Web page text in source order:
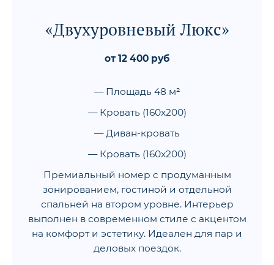
«Двухуровневый Люкс»
от 12 400 руб
— Площадь 48 м²
— Кровать (160x200)
— Диван-кровать
— Кровать (160x200)
Премиальный номер с продуманным
зонированием, гостиной и отдельной
спальней на втором уровне. Интерьер
выполнен в современном стиле с акцентом
на комфорт и эстетику. Идеален для пар и
деловых поездок.